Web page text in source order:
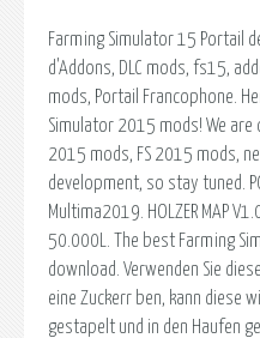
Farming Simulator 15 Portail
d'Addons, DLC mods, fs15,
mods, Portail Francophone.
Simulator 2015 mods! We
2015 mods, FS 2015 mods,
development, so stay tuned.
Multima2019. HOLZER MAP
50.000L. The best Farming
download. Verwenden Sie
eine Zuckerr ben, kann diese
gestapelt und in den Haufen